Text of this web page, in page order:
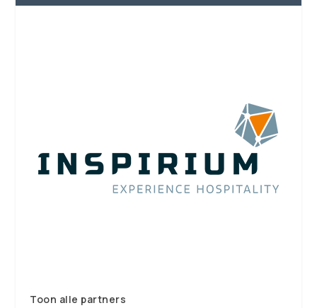
Toon alle partners